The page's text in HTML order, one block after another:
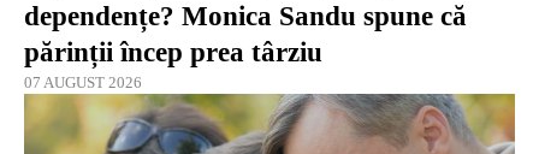
dependențe? Monica Sandu spune că
părinții încep prea târziu
07 AUGUST 2026